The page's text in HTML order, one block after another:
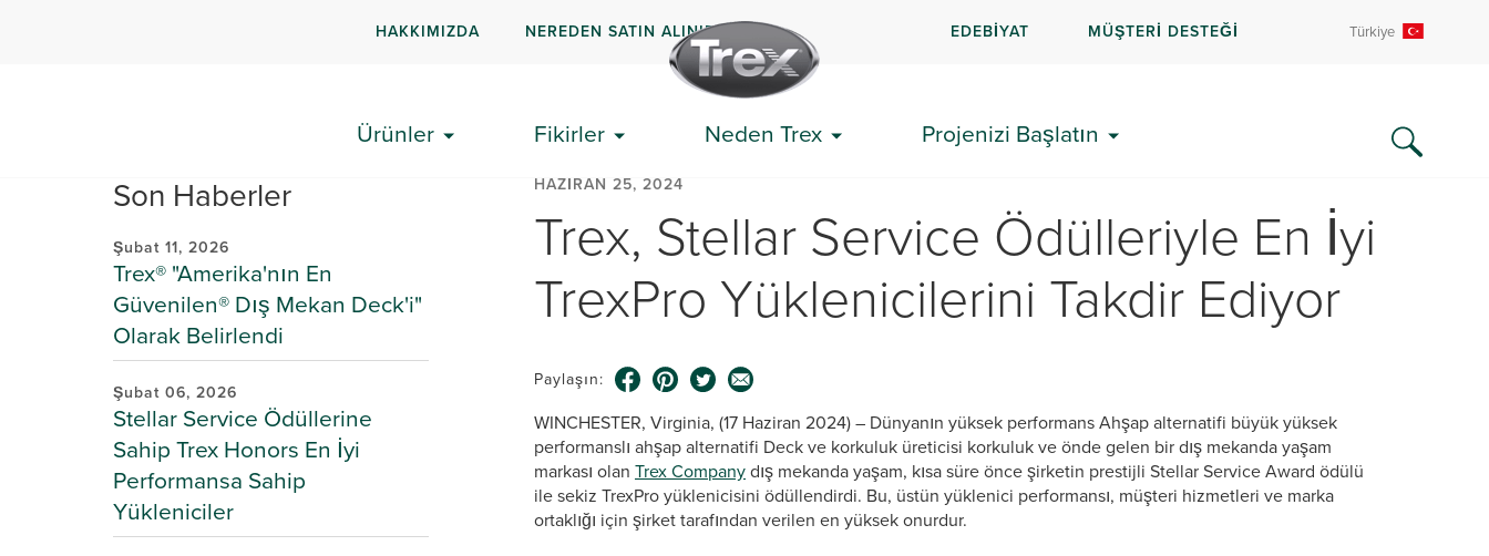
HAKKIMIZDA NEREDEN SATIN ALINIR EDEBİYAT MÜŞTERİ DESTEĞİ Türkiye
Ürünler Fikirler Neden Trex Projenizi Başlatın
Son Haberler
Şubat 11, 2026
Trex® "Amerika'nın En
Güvenilen® Dış Mekan Deck'i"
Olarak Belirlendi
Şubat 06, 2026
Stellar Service Ödüllerine
Sahip Trex Honors En İyi
Performansa Sahip
Yükleniciler
HAZIRAN 25, 2024
Trex, Stellar Service Ödülleriyle En İyi
TrexPro Yüklenicilerini Takdir Ediyor
Paylaşın:
WINCHESTER, Virginia, (17 Haziran 2024) – Dünyanın yüksek performans Ahşap alternatifi büyük yüksek
performanslı ahşap alternatifi Deck ve korkuluk üreticisi korkuluk ve önde gelen bir dış mekanda yaşam
markası olan Trex Companydış mekanda yaşam, kısa süre önce şirketin prestijli Stellar Service Award ödülü
ile sekiz TrexPro yüklenicisini ödüllendirdi. Bu, üstün yüklenici performansı, müşteri hizmetleri ve marka
ortaklığı için şirket tarafından verilen en yüksek onurdur.